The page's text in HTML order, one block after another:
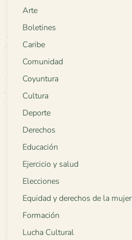
Arte
Boletines
Caribe
Comunidad
Coyuntura
Cultura
Deporte
Derechos
Educación
Ejercicio y salud
Elecciones
Equidad y derechos de la mujer
Formación
Lucha Cultural